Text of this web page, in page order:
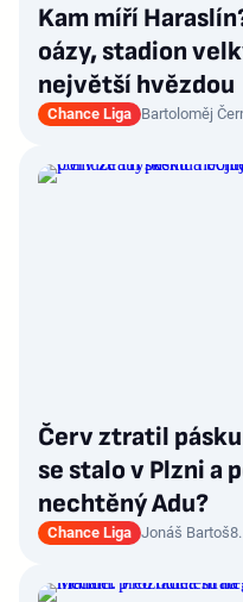
Kam míří
oázy, stadion
největší hvězdou
Chance Liga Bartoloměj
Červ ztratil
se stalo v Plzni a
nechtěný Adu?
Chance Liga Jonáš Bartoš